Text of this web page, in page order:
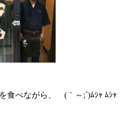
食べながら、 (｀～;´)ﾑｼｬ ﾑｼｬ